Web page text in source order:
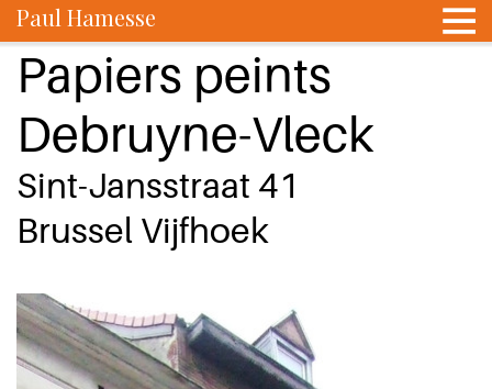
Paul Hamesse
Papiers peints
Debruyne-Vleck
Sint-Jansstraat 41
Brussel Vijfhoek